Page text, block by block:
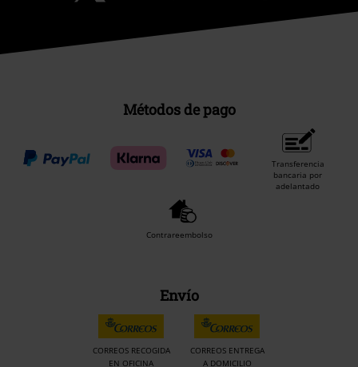
Métodos de pago
Transferencia
bancaria por
adelantado
Contrareembolso
Envío
CORREOS RECOGIDA
EN OFICINA
CORREOS ENTREGA
A DOMICILIO